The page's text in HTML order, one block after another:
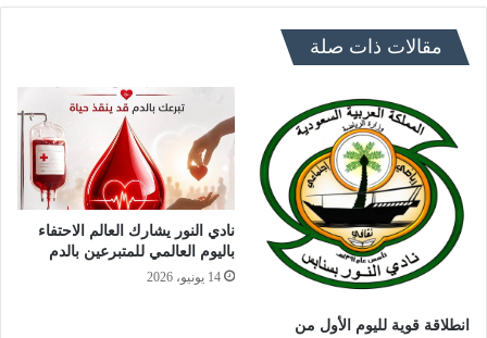
مقالات ذات صلة
انطلاقة قوية لليوم الأول من
نادي النور يشارك العالم الاحتفاء
باليوم العالمي للمتبرعين بالدم
14 يونيو، 2026